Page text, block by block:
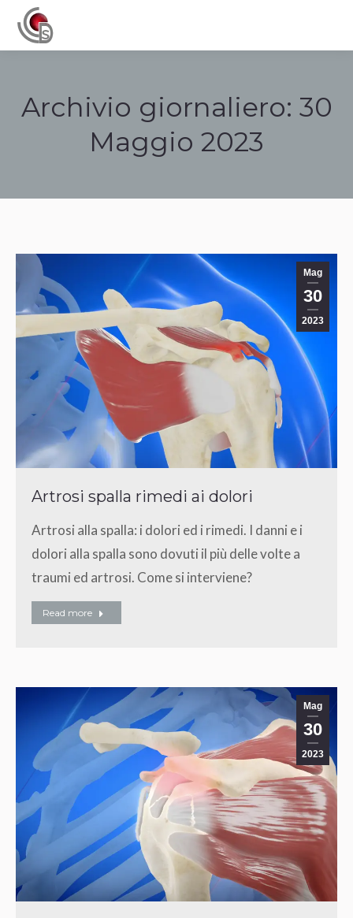
Archivio giornaliero: 30
Maggio 2023
Mag
30
2023
Artrosi spalla rimedi ai dolori
Artrosi alla spalla: i dolori ed i rimedi. I danni e i
dolori alla spalla sono dovuti il più delle volte a
traumi ed artrosi. Come si interviene?
Read more
Mag
30
2023